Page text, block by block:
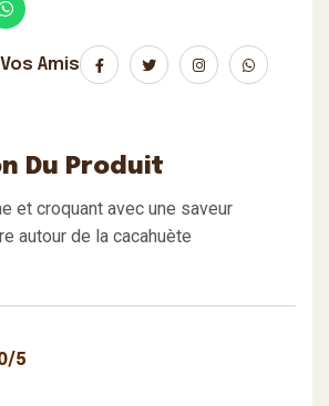
Amis
Du Produit
et croquant avec une saveur
autour de la cacahuète
5